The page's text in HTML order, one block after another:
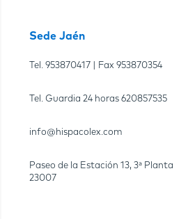
Sede Jaén
Tel. 953870417 | Fax 953870354
Tel. Guardia 24 horas 620857535
info@hispacolex.com
Paseo de la Estación 13, 3ª Planta
23007